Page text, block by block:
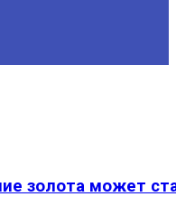
золота может